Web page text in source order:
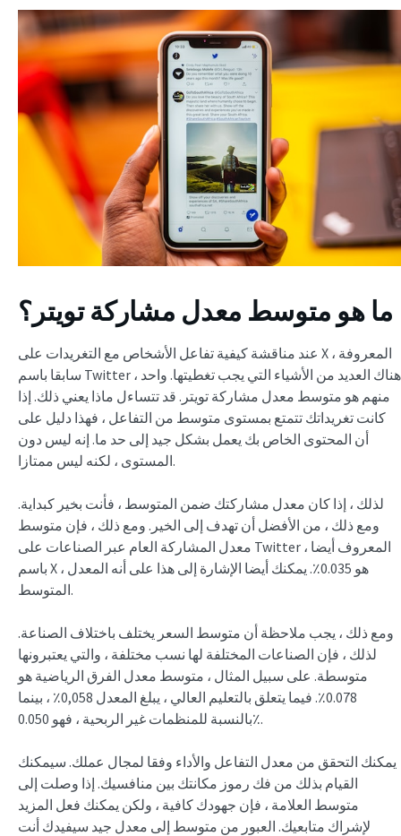
ما هو متوسط معدل مشاركة تويتر؟
عند مناقشة كيفية تفاعل الأشخاص مع التغريدات على X ، المعروفة
سابقا باسم Twitter ، هناك العديد من الأشياء التي يجب تغطيتها. واحد
منهم هو متوسط معدل مشاركة تويتر. قد تتساءل ماذا يعني ذلك. إذا
كانت تغريداتك تتمتع بمستوى متوسط من التفاعل ، فهذا دليل على
أن المحتوى الخاص بك يعمل بشكل جيد إلى حد ما. إنه ليس دون
المستوى ، لكنه ليس ممتازا.
لذلك ، إذا كان معدل مشاركتك ضمن المتوسط ، فأنت بخير كبداية.
ومع ذلك ، من الأفضل أن تهدف إلى الخير. ومع ذلك ، فإن متوسط
معدل المشاركة العام عبر الصناعات على Twitter ، المعروف أيضا
باسم X ، هو 0.035٪. يمكنك أيضا الإشارة إلى هذا على أنه المعدل
المتوسط.
ومع ذلك ، يجب ملاحظة أن متوسط السعر يختلف باختلاف الصناعة.
لذلك ، فإن الصناعات المختلفة لها نسب مختلفة ، والتي يعتبرونها
متوسطة. على سبيل المثال ، متوسط معدل الفرق الرياضية هو
0.078٪. فيما يتعلق بالتعليم العالي ، يبلغ المعدل 0,058٪ ، بينما
بالنسبة للمنظمات غير الربحية ، فهو 0.050٪.
يمكنك التحقق من معدل التفاعل والأداء وفقا لمجال عملك. سيمكنك
القيام بذلك من فك رموز مكانتك بين منافسيك. إذا وصلت إلى
متوسط العلامة ، فإن جهودك كافية ، ولكن يمكنك فعل المزيد
لإشراك متابعيك. العبور من متوسط إلى معدل جيد سيفيدك أنت